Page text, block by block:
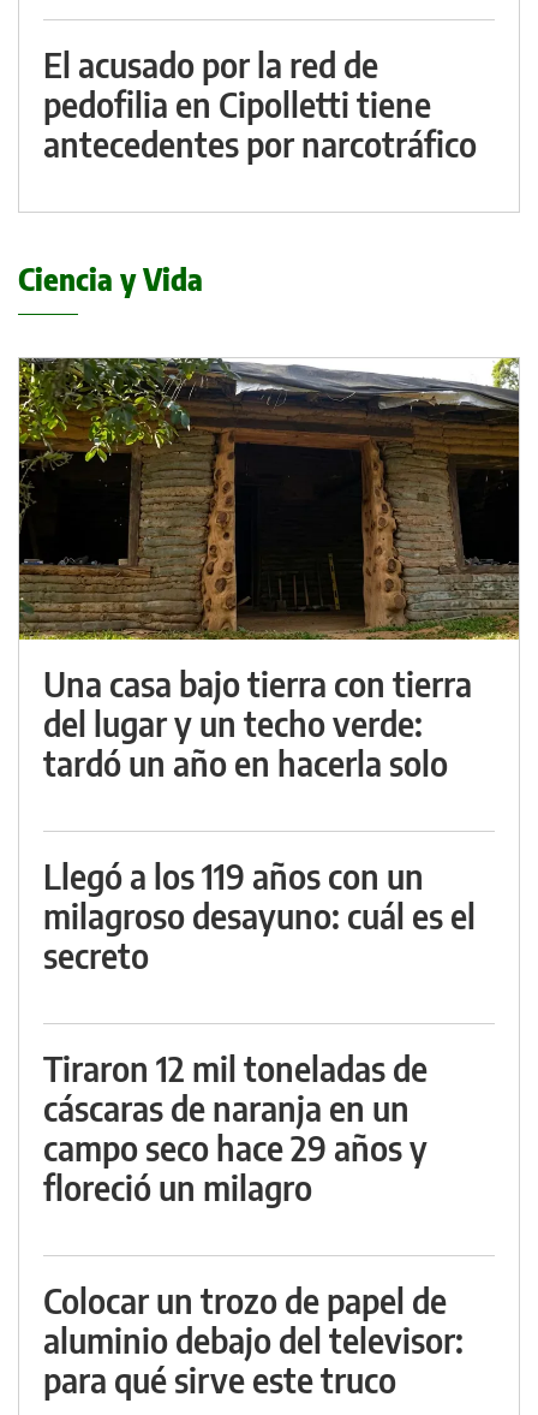
El acusado por la red de
pedofilia en Cipolletti tiene
antecedentes por narcotráfico
Ciencia y Vida
Una casa bajo tierra con tierra
del lugar y un techo verde:
tardó un año en hacerla solo
Llegó a los 119 años con un
milagroso desayuno: cuál es el
secreto
Tiraron 12 mil toneladas de
cáscaras de naranja en un
campo seco hace 29 años y
floreció un milagro
Colocar un trozo de papel de
aluminio debajo del televisor:
para qué sirve este truco